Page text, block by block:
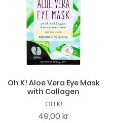
Oh K! Aloe Vera Eye Mask
with Collagen
OH K!
49,00 kr